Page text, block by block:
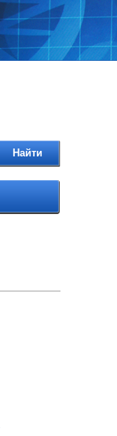
Найти